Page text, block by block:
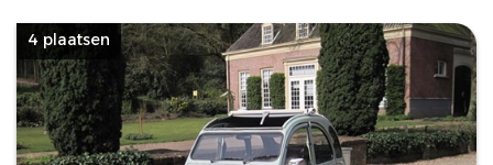
4 plaatsen